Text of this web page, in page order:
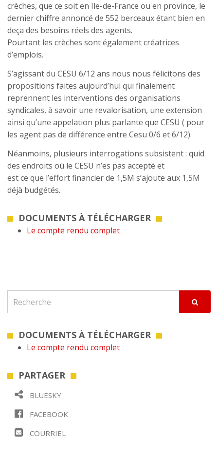
crèches, que ce soit en Ile-de-France ou en province, le
dernier chiffre annoncé de 552 berceaux étant bien en
deça des besoins réels des agents.
Pourtant les crèches sont également créatrices
d’emplois.
S’agissant du CESU 6/12 ans nous nous félicitons des
propositions faites aujourd’hui qui finalement
reprennent les interventions des organisations
syndicales, à savoir une revalorisation, une extension
ainsi qu’une appelation plus parlante que CESU ( pour
les agent pas de différence entre Cesu 0/6 et 6/12).
Néanmoins, plusieurs interrogations subsistent : quid
des endroits où le CESU n’es pas accepté et
est ce que l’effort financier de 1,5M s’ajoute aux 1,5M
déjà budgétés.
DOCUMENTS À TÉLÉCHARGER
Le compte rendu complet
DOCUMENTS À TÉLÉCHARGER
Le compte rendu complet
PARTAGER
BLUESKY
FACEBOOK
COURRIEL